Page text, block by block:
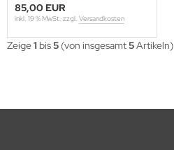
85,00 EUR
inkl. 19 % MwSt. zzgl. Versandkosten
Zeige1 bis5 (von insgesamt5Artikeln)